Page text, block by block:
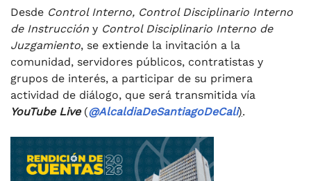
Desde Control Interno, Control Disciplinario Interno
de Instrucción y Control Disciplinario Interno de
Juzgamiento, se extiende la invitación a la
comunidad, servidores públicos, contratistas y
grupos de interés, a participar de su primera
actividad de diálogo, que será transmitida vía
YouTube Live(@AlcaldiaDeSantiagoDeCali).